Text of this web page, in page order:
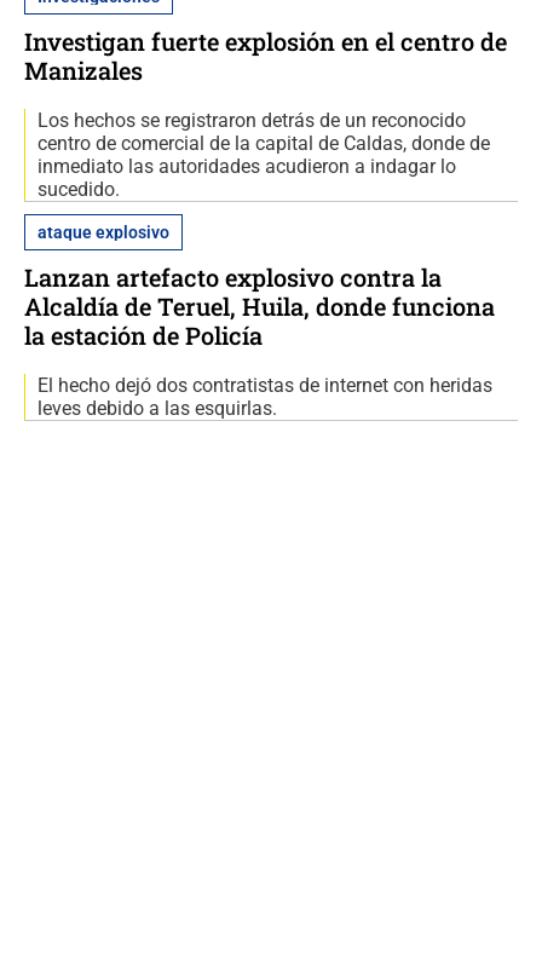
Investigan fuerte explosión en el centro de
Manizales
Los hechos se registraron detrás de un reconocido
centro de comercial de la capital de Caldas, donde de
inmediato las autoridades acudieron a indagar lo
sucedido.
ataque explosivo
Lanzan artefacto explosivo contra la
Alcaldía de Teruel, Huila, donde funciona
la estación de Policía
El hecho dejó dos contratistas de internet con heridas
leves debido a las esquirlas.